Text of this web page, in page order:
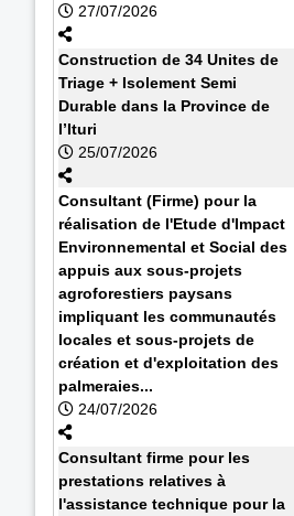
27/07/2026
Construction de 34 Unites de
Triage + Isolement Semi
Durable dans la Province de
l’Ituri
25/07/2026
Consultant (Firme) pour la
réalisation de l'Etude d'Impact
Environnemental et Social des
appuis aux sous-projets
agroforestiers paysans
impliquant les communautés
locales et sous-projets de
création et d'exploitation des
palmeraies...
24/07/2026
Consultant firme pour les
prestations relatives à
l'assistance technique pour la